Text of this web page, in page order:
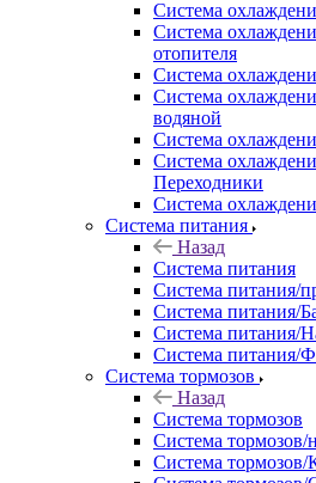
Система
Система
отопителя
Система
Система
водяной
Система
Система
Переходники
Система
Система питания
Назад
Система питания
Система питания/
Система питания/
Система питания/
Система питания/
Система тормозов
Назад
Система тормозов
Система тормозов/
Система